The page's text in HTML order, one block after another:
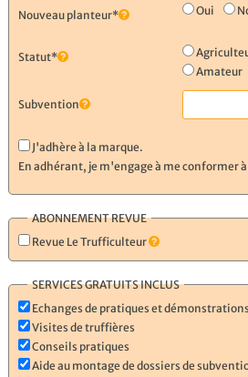
Nouveau planteur* Oui
Statut*
Amateur
Subvention
J'adhère à la marque.
En adhérant, je m'engage à me conformer
ABONNEMENT REVUE
Revue Le Trufficulteur
SERVICES GRATUITS INCLUS
Echanges de pratiques et démonstrations
Visites de truffières
Conseils pratiques
Aide au montage de dossiers de